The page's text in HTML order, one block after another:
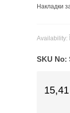
Накладки
Availability:
SKU No: